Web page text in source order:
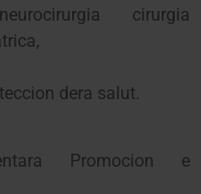
cirurgia
dera salut.
Promocion e